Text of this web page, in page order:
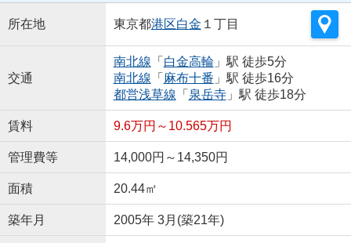
所在地 東京都港区白金 １丁目
交通
南北線 「 白金高輪」駅 徒歩5分
南北線 「 麻布十番 」駅 徒歩16分
都営浅草線 「 泉岳寺」駅 徒歩18分
賃料 9.6万円～10.565万円
管理費等 14,000円～14,350円
面積 20.44㎡
築年月 2005年 3月(築21年)